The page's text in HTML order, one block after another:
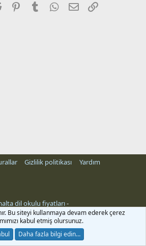
Reddit PinterestTumblr WhatsApp
E-posta
Gizlilik politikası
Yardım
dil okulu fiyatları-
Bu siteyi kullanmaya devam ederek çerez
kabul etmiş olursunuz.
Daha fazla bilgi edin…